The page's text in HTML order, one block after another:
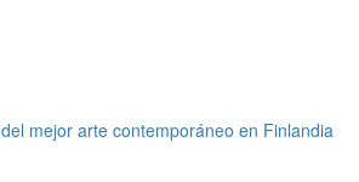
mejor arte contemporáneo en Finlandia